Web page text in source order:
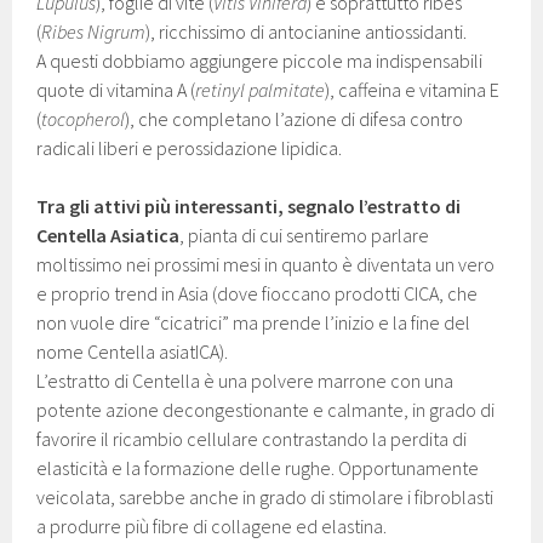
(Ribes Nigrum), ricchissimo di antocianine antiossidanti.
A questi dobbiamo aggiungere piccole ma indispensabili
quote di vitamina A (retinyl palmitate), caffeina e vitamina E
(tocopherol), che completano l’azione di difesa contro
radicali liberi e perossidazione lipidica.
Tra gli attivi più interessanti, segnalo l’estratto di
Centella Asiatica, pianta di cui sentiremo parlare
moltissimo nei prossimi mesi in quanto è diventata un vero
e proprio trend in Asia (dove fioccano prodotti CICA, che
non vuole dire “cicatrici” ma prende l’inizio e la fine del
nome Centella asiatICA).
L’estratto di Centella è una polvere marrone con una
potente azione decongestionante e calmante, in grado di
favorire il ricambio cellulare contrastando la perdita di
elasticità e la formazione delle rughe. Opportunamente
veicolata, sarebbe anche in grado di stimolare i fibroblasti
a produrre più fibre di collagene ed elastina.